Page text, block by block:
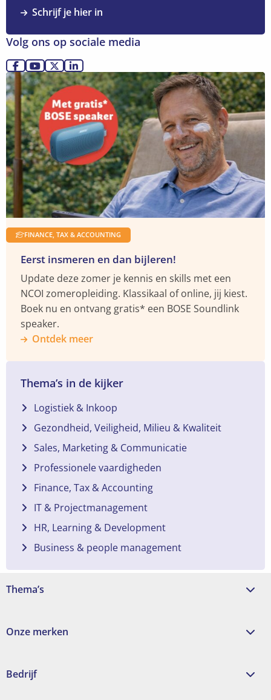
in
het
akkoord?
Schrijf je hier in
Volg ons op sociale media
Ga
naar
Facebook
Ga
naar
YouTube
Ga
naar
X
Ga
naar
LinkedIn
Eerst insmeren en dan bijleren!
FINANCE, TAX & ACCOUNTING
Update deze zomer je kennis en skills met een
NCOI zomeropleiding. Klassikaal of online, jij kiest.
Boek nu en ontvang gratis* een BOSE Soundlink
speaker.
Ontdek meer
Lees
meer
over
Ontdek
meer
Thema’s in de kijker
Logistiek & Inkoop
Gezondheid, Veiligheid, Milieu & Kwaliteit
Sales, Marketing & Communicatie
Professionele vaardigheden
Finance, Tax & Accounting
IT & Projectmanagement
HR, Learning & Development
Business & people management
Thema’s
Onze merken
Bedrijf